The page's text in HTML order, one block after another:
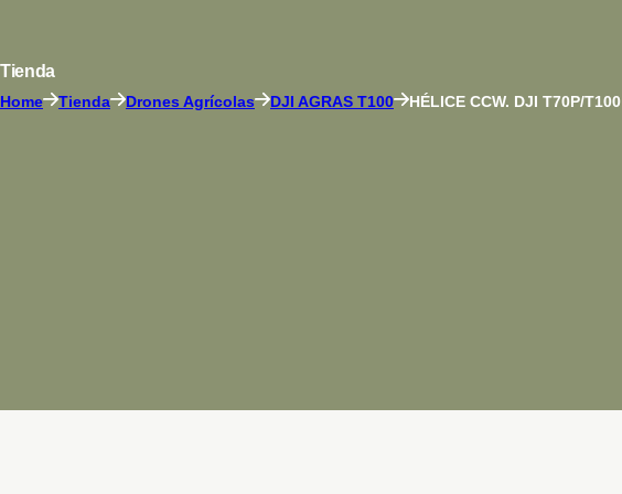
Tienda
Home Tienda Drones Agrícolas DJI AGRAS T100 HÉLICE CCW. DJI T70P/T100